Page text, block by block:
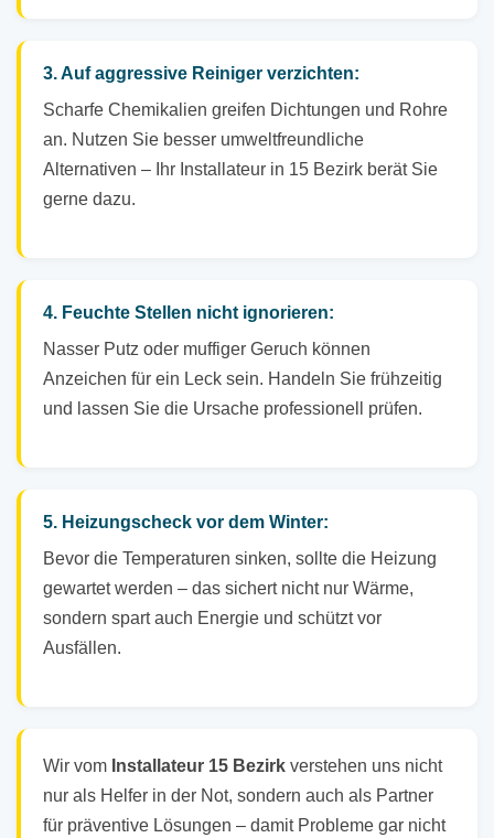
3. Auf aggressive Reiniger verzichten:
Scharfe Chemikalien greifen Dichtungen und Rohre
an. Nutzen Sie besser umweltfreundliche
Alternativen – Ihr Installateur in 15 Bezirk berät Sie
gerne dazu.
4. Feuchte Stellen nicht ignorieren:
Nasser Putz oder muffiger Geruch können
Anzeichen für ein Leck sein. Handeln Sie frühzeitig
und lassen Sie die Ursache professionell prüfen.
5. Heizungscheck vor dem Winter:
Bevor die Temperaturen sinken, sollte die Heizung
gewartet werden – das sichert nicht nur Wärme,
sondern spart auch Energie und schützt vor
Ausfällen.
Wir vom Installateur 15 Bezirk verstehen uns nicht
nur als Helfer in der Not, sondern auch als Partner
für präventive Lösungen – damit Probleme gar nicht